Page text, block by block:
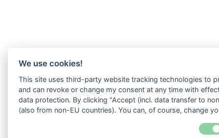
We use cookies!
This site uses third-party website tracking technologies to
and can revoke or change my consent at any time with
data protection. By clicking "Accept (incl. data transfer to
(also from non-EU countries). You can, of course, change